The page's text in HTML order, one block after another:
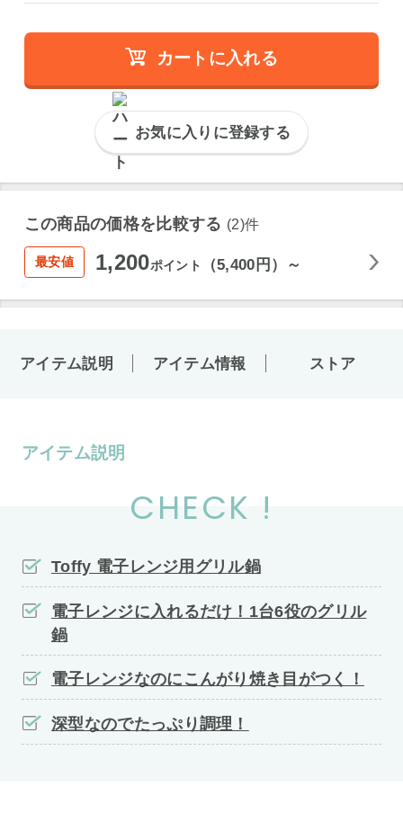
カートに入れる
お気に入りに登録する
この商品の価格を比較する (2)件
最安値 1,200ポイント （5,400円）～
アイテム説明 アイテム情報 ストア
アイテム説明
CHECK !
Toffy 電子レンジ用グリル鍋
電子レンジに入れるだけ！1台6役のグリル
鍋
電子レンジなのにこんがり焼き目がつく！
深型なのでたっぷり調理！